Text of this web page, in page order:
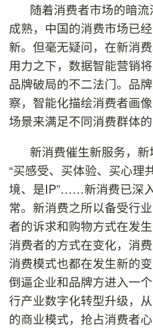
随着消费者市场的暗
成熟，中国的消费市场已
新。但毫无疑问，在新消
用力之下，数据智能营销
品牌破局的不二法门。品
察，智能化描绘消费者画
场景来满足不同消费群体的
新消费催生新服务，新
“买感受、买体验、买心理
境、是IP”……新消费已深
常。新消费之所以备受行
者的诉求和购物方式在发
消费者的方式在变化，消
消费模式也都在发生新的
倒逼企业和品牌方进入一
行产业数字化转型升级，
的商业模式，抢占消费者